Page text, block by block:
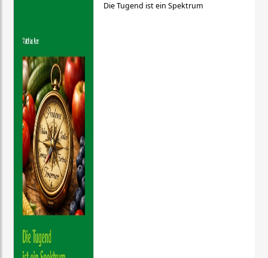
Die Tugend ist ein Spektrum